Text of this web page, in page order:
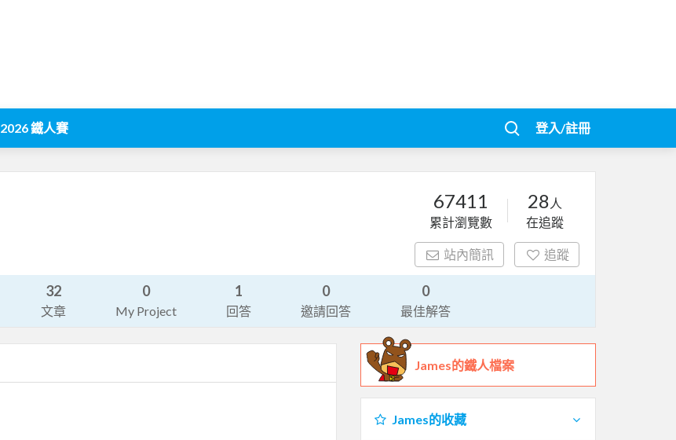
2026 鐵人賽 登入/註冊
67411
累計瀏覽數
28 人
在追蹤
站內簡訊 追蹤
32
文章
0
My Project
1
回答
0
邀請回答
0
最佳解答
James的鐵人檔案
James的收藏